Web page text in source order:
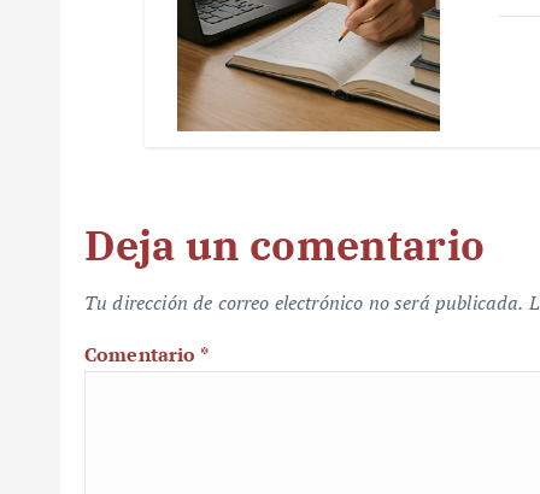
Deja un comentario
Tu dirección de correo electrónico no será publicada.
Comentario *